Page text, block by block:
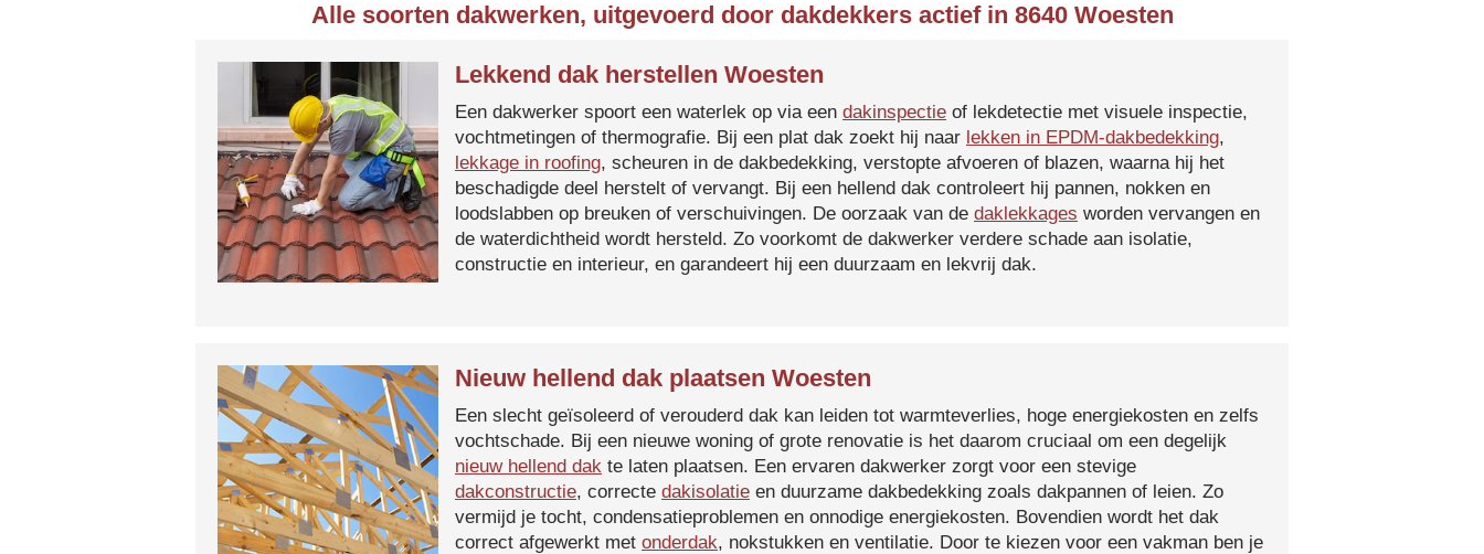
Alle soorten dakwerken, uitgevoerd door dakdekkers actief in 8640 Woesten
Lekkend dak herstellen Woesten
Een dakwerker spoort een waterlek op via een dakinspectie of lekdetectie met visuele inspectie,
vochtmetingen of thermografie. Bij een plat dak zoekt hij naar lekken in EPDM-dakbedekking,
lekkage in roofing, scheuren in de dakbedekking, verstopte afvoeren of blazen, waarna hij het
beschadigde deel herstelt of vervangt. Bij een hellend dak controleert hij pannen, nokken en
loodslabben op breuken of verschuivingen. De oorzaak van de daklekkages worden vervangen en
de waterdichtheid wordt hersteld. Zo voorkomt de dakwerker verdere schade aan isolatie,
constructie en interieur, en garandeert hij een duurzaam en lekvrij dak.
Nieuw hellend dak plaatsen Woesten
Een slecht geïsoleerd of verouderd dak kan leiden tot warmteverlies, hoge energiekosten en zelfs
vochtschade. Bij een nieuwe woning of grote renovatie is het daarom cruciaal om een degelijk
nieuw hellend dak te laten plaatsen. Een ervaren dakwerker zorgt voor een stevige
dakconstructie, correcte dakisolatie en duurzame dakbedekking zoals dakpannen of leien. Zo
vermijd je tocht, condensatieproblemen en onnodige energiekosten. Bovendien wordt het dak
correct afgewerkt met onderdak, nokstukken en ventilatie. Door te kiezen voor een vakman ben je